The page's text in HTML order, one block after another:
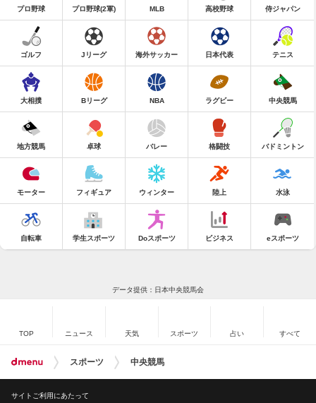
プロ野球 プロ野球(2軍) MLB 高校野球 侍ジャパン
ゴルフ Jリーグ 海外サッカー 日本代表 テニス
大相撲 Bリーグ NBA ラグビー 中央競馬
地方競馬 卓球 バレー 格闘技 バドミントン
モーター フィギュア ウィンター 陸上 水泳
自転車 学生スポーツ Doスポーツ ビジネス eスポーツ
データ提供：日本中央競馬会
TOP ニュース 天気 スポーツ 占い すべて
スポーツ 中央競馬
サイトご利用にあたって